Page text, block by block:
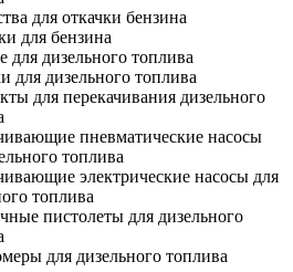
для откачки бензина
для бензина
для дизельного топлива
для дизельного топлива
для перекачивания дизельного
пневматические насосы
топлива
электрические насосы для
топлива
пистолеты для дизельного
для дизельного топлива